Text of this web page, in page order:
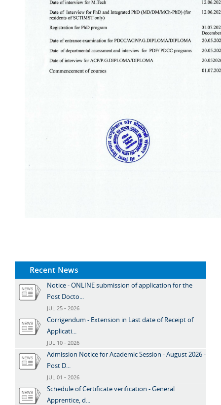
Recent News
Notice - ONLINE submission of application for the
Post Docto...
JUL 25 - 2026
Corrigendum - Extension in Last date of Receipt of
Applicati...
JUL 10 - 2026
Admission Notice for Academic Session - August 2026 -
Post D...
JUL 01 - 2026
Schedule of Certificate verification - General
Apprentice, d...